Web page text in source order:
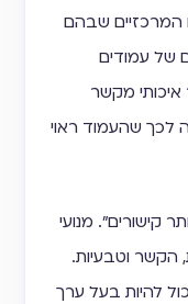
המרכזיים שבהם
של עמודים
מקשר
לכך שהעמוד ראוי
מנועי
הקשר וטבעיות.
להיות בעל ערך